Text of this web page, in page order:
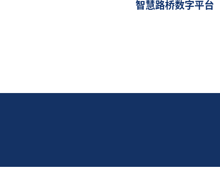
智慧路桥数字平台